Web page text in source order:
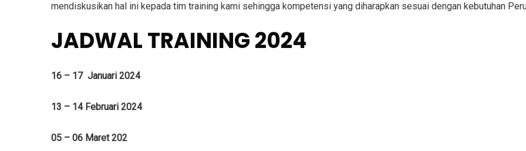
mendiskusikan hal ini kepada tim training kami sehingga kompetensi yang diharapkan sesuai dengan kebutuhan
JADWAL TRAINING 2024
16 – 17 Januari 2024
13 – 14 Februari 2024
05 – 06 Maret 202